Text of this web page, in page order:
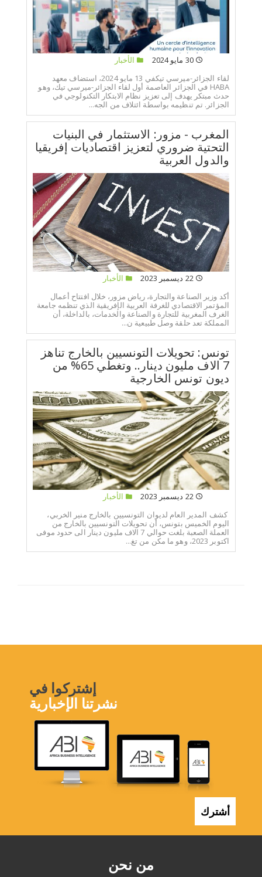
30 مايو 2024
الأخبار
لقاء الجزائر-ميرسي تيكفي 13 مايو 2024، استضاف معهد
HABA في الجزائر العاصمة أول لقاء الجزائر-ميرسي تيك، وهو
حدث مبتكر يهدف إلى تعزيز نظام الابتكار التكنولوجي في
الجزائر. تم تنظيمه بواسطة ائتلاف من الجه...
المغرب - مزور: الاستثمار في البنيات
التحتية ضروري لتعزيز اقتصاديات إفريقيا
والدول العربية
22 ديسمبر 2023
الأخبار
أكد وزير الصناعة والتجارة، رياض مزور، خلال افتتاح أعمال
المؤتمر الاقتصادي للغرفة العربية الإفريقية الذي تنظمه جامعة
الغرف المغربية للتجارة والصناعة والخدمات، بالداخلة، أن
المملكة تعد حلقة وصل طبيعية ن...
تونس: تحويلات التونسيين بالخارج تناهز
7 الاف مليون دينار.. وتغطي 65% من
ديون تونس الخارجية
22 ديسمبر 2023
الأخبار
كشف المدير العام لديوان التونسيين بالخارج منير الخربي،
اليوم الخميس بتونس، أن تحويلات التونسيين بالخارج من
العملة الصعبة بلغت حوالي 7 الاف مليون دينار الى حدود موفى
اكتوبر 2023، وهو ما مكن من تغ...
من نحن
إشتركوا في
نشرتنا الإخبارية
أشترك